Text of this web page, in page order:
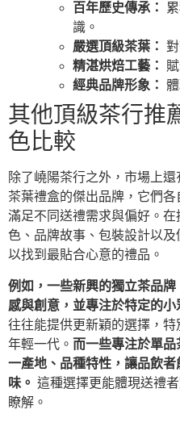
百年歷史傳承：
識。
嚴選頂級茶葉：
精湛烘焙工藝：
經典品牌形象：
其他頂級茶行推
色比較
除了嶢陽茶行之外，市場上
茶葉禮盒的傑出品牌，它們
滿足不同送禮需求與偏好。
色、品牌故事、包裝設計以及
以找到最貼合心意的禮品。
例如，一些新興的獨立茶品
感與創意，並專注於特定的小
往往能提供更新穎的選擇，
年輕一代。 而一些專注於單
一產地、品種特性，讓品飲
味。 這種選擇更能體現送禮
瞭解。